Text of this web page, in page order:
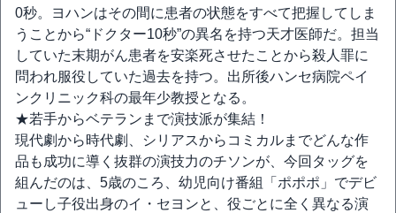
0秒。ヨハンはその間に患者の状態をすべて把握してしま
うことから“ドクター10秒”の異名を持つ天才医師だ。担当
していた末期がん患者を安楽死させたことから殺人罪に
問われ服役していた過去を持つ。出所後ハンセ病院ペイ
ンクリニック科の最年少教授となる。
★若手からベテランまで演技派が集結！
現代劇から時代劇、シリアスからコミカルまでどんな作
品も成功に導く抜群の演技力のチソンが、今回タッグを
組んだのは、5歳のころ、幼児向け番組「ポポポ」でデビ
ューし子役出身のイ・セヨンと、役ごとに全く異なる演